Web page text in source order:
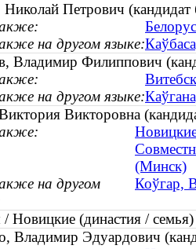
Николай Петрович
на другом языке:
Владимир Филиппович
на другом языке:
Викторовна
(Минск)
на другом
Коўгар,
/ Новицкие (династия /
Владимир Эдуардович